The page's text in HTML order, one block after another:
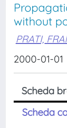
without
PRATI,
2000-01-01
Scheda
Scheda